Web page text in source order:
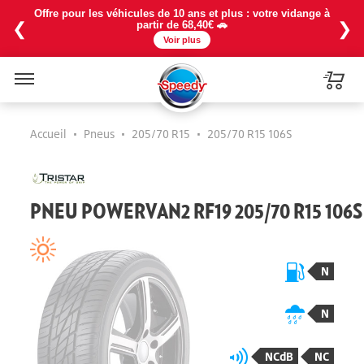
❮
Offre pour les véhicules de 10 ans et plus : votre vidange à
partir de 68,40€ 🚗
Voir plus
❯
Accueil • Pneus • 205/70 R15 • 205/70 R15 106S
PNEU POWERVAN2 RF19 205/70 R15 106S
N
N
NCdB NC